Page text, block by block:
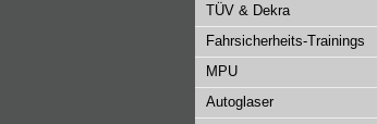
TÜV & Dekra
Fahrsicherheits-Trainings
MPU
Autoglaser